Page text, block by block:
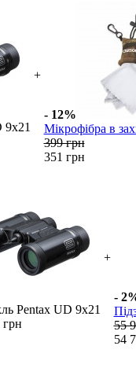
9x21
+
- 12%
Мікрофібра в
399 грн
351 грн
Pentax UD 9x21
грн
+
-
55
54